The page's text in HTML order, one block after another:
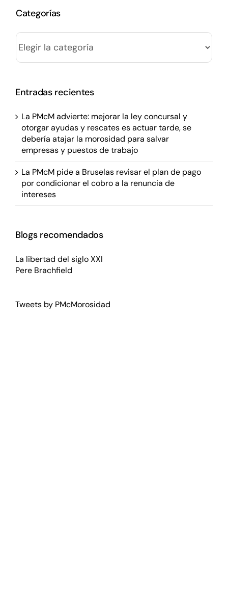
Categorías
Categorías
Entradas recientes
La PMcM advierte: mejorar la ley concursal y
otorgar ayudas y rescates es actuar tarde, se
debería atajar la morosidad para salvar
empresas y puestos de trabajo
La PMcM pide a Bruselas revisar el plan de pago
por condicionar el cobro a la renuncia de
intereses
Blogs recomendados
La libertad del siglo XXI
Pere Brachfield
Tweets by PMcMorosidad